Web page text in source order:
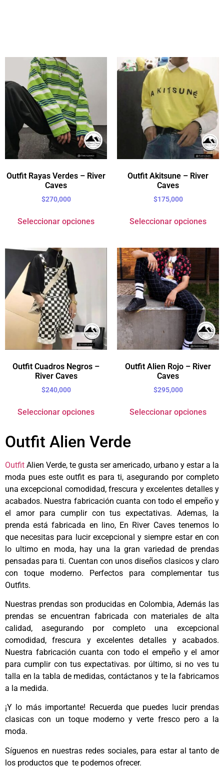
Outfit Rayas Verdes – River
Caves
$270,000
Seleccionar opciones
Outfit Akitsune – River
Caves
$175,000
Seleccionar opciones
Outfit Cuadros Negros –
River Caves
$240,000
Seleccionar opciones
Outfit Alien Rojo – River
Caves
$295,000
Seleccionar opciones
Outfit Alien Verde
Outfit Alien Verde, te gusta ser americado, urbano y estar a la
moda pues este outfit es para ti, asegurando por completo
una excepcional comodidad, frescura y excelentes detalles y
acabados. Nuestra fabricación cuanta con todo el empeño y
el amor para cumplir con tus expectativas. Ademas, la
prenda está fabricada en lino, En River Caves tenemos lo
que necesitas para lucir excepcional y siempre estar en con
lo ultimo en moda, hay una la gran variedad de prendas
pensadas para ti. Cuentan con unos diseños clasicos y claro
con toque moderno. Perfectos para complementar tus
Outfits.
Nuestras prendas son producidas en Colombia, Además las
prendas se encuentran fabricada con materiales de alta
calidad, asegurando por completo una excepcional
comodidad, frescura y excelentes detalles y acabados.
Nuestra fabricación cuanta con todo el empeño y el amor
para cumplir con tus expectativas. por último, si no ves tu
talla en la tabla de medidas, contáctanos y te la fabricamos
a la medida.
¡Y lo más importante! Recuerda que puedes lucir prendas
clasicas con un toque moderno y verte fresco pero a la
moda.
Síguenos en nuestras redes sociales, para estar al tanto de
los productos que te podemos ofrecer.